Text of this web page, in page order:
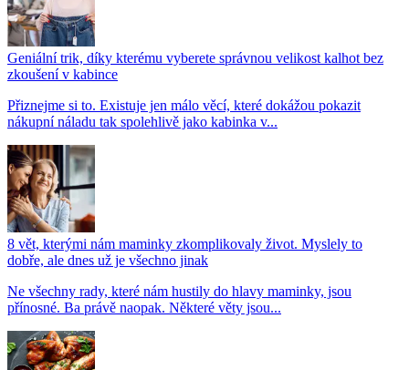
Geniální trik, díky kterému vyberete správnou velikost kalhot bez
zkoušení v kabince
Přiznejme si to. Existuje jen málo věcí, které dokážou pokazit
nákupní náladu tak spolehlivě jako kabinka v...
8 vět, kterými nám maminky zkomplikovaly život. Myslely to
dobře, ale dnes už je všechno jinak
Ne všechny rady, které nám hustily do hlavy maminky, jsou
přínosné. Ba právě naopak. Některé věty jsou...